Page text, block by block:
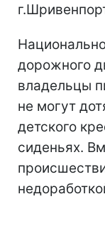
дорожного
владельцы
не могут
детского
сиденьях.